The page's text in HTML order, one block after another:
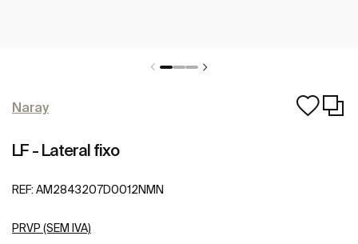
Naray
LF - Lateral fixo
REF: AM2843207D0012NMN
PRVP (SEM IVA)